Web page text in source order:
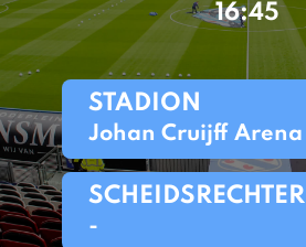
16:45
STADION
Johan Cruijff Arena
SCHEIDSRECHTER
-